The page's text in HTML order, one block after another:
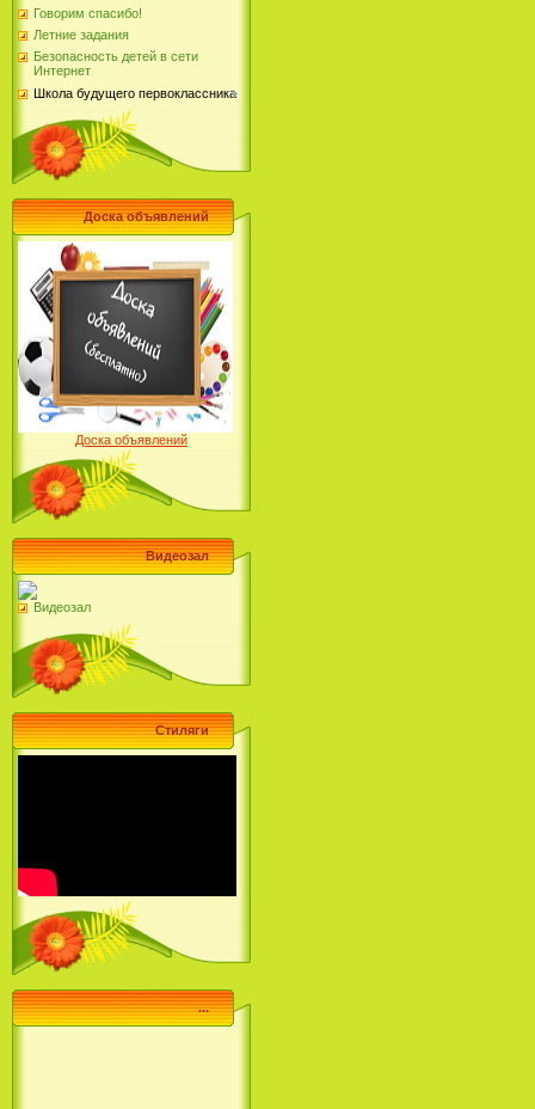
Говорим спасибо!
Летние задания
Безопасность детей в сети
Интернет
Школа будущего первоклассника
Доска объявлений
Доска объявлений
Видеозал
Видеозал
Стиляги
...